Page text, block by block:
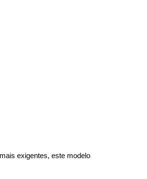
exigentes, este modelo